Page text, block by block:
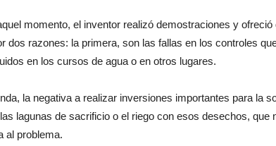
momento, el inventor realizó demostraciones y
dos razones: la primera, son las fallas en los controles
en los cursos de agua o en otros lugares.
la negativa a realizar inversiones importantes para la
lagunas de sacrificio o el riego con esos desechos, que
al problema.